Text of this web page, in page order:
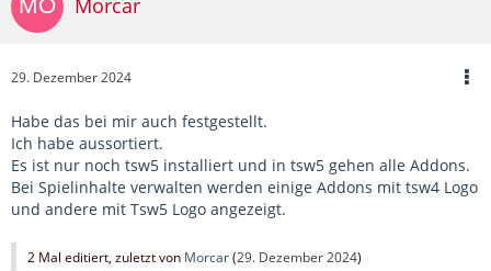
Morcar
29. Dezember 2024
Habe das bei mir auch festgestellt.
Ich habe aussortiert.
Es ist nur noch tsw5 installiert und in tsw5 gehen alle Addons.
Bei Spielinhalte verwalten werden einige Addons mit tsw4 Logo
und andere mit Tsw5 Logo angezeigt.
2 Mal editiert, zuletzt von Morcar(29. Dezember 2024)